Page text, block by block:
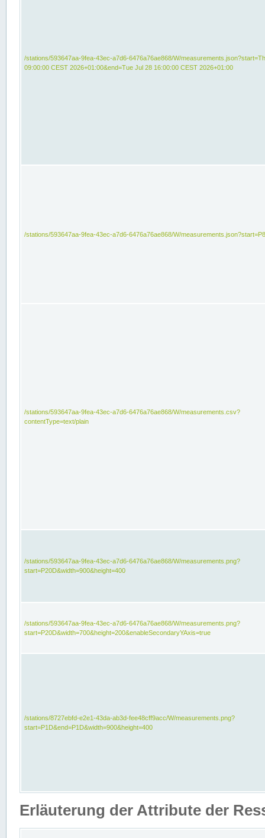
/stations/593647aa-9fea-43ec-a7d6-6476a76ae868/W/
09:00:00 CEST 2026+01:00&end=Tue Jul 28 16:00:00 CEST 2026+01:00
/stations/593647aa-9fea-43ec-a7d6-6476a76ae868/W/
/stations/593647aa-9fea-43ec-a7d6-6476a76ae868/W/measurements.csv?
contentType=text/plain
/stations/593647aa-9fea-43ec-a7d6-6476a76ae868/W/measurements.png?
start=P20D&width=900&height=400
/stations/593647aa-9fea-43ec-a7d6-6476a76ae868/W/measurements.png?
start=P20D&width=700&height=200&enableSecondaryYAxis=true
/stations/8727ebfd-e2e1-43da-ab3d-fee48cff9acc/W/measurements.png?
start=P1D&end=P1D&width=900&height=400
Erläuterung der Attribute der